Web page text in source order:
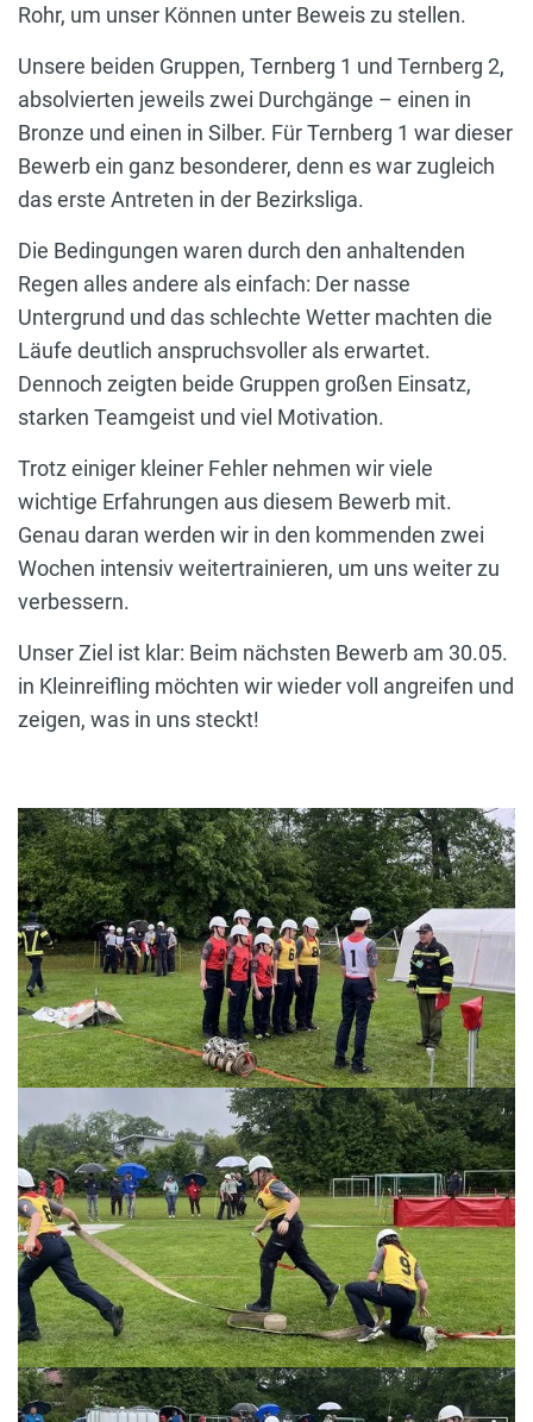
Rohr, um unser Können unter Beweis zu stellen.
Unsere beiden Gruppen, Ternberg 1 und Ternberg 2,
absolvierten jeweils zwei Durchgänge – einen in
Bronze und einen in Silber. Für Ternberg 1 war dieser
Bewerb ein ganz besonderer, denn es war zugleich
das erste Antreten in der Bezirksliga.
Die Bedingungen waren durch den anhaltenden
Regen alles andere als einfach: Der nasse
Untergrund und das schlechte Wetter machten die
Läufe deutlich anspruchsvoller als erwartet.
Dennoch zeigten beide Gruppen großen Einsatz,
starken Teamgeist und viel Motivation.
Trotz einiger kleiner Fehler nehmen wir viele
wichtige Erfahrungen aus diesem Bewerb mit.
Genau daran werden wir in den kommenden zwei
Wochen intensiv weitertrainieren, um uns weiter zu
verbessern.
Unser Ziel ist klar: Beim nächsten Bewerb am 30.05.
in Kleinreifling möchten wir wieder voll angreifen und
zeigen, was in uns steckt!